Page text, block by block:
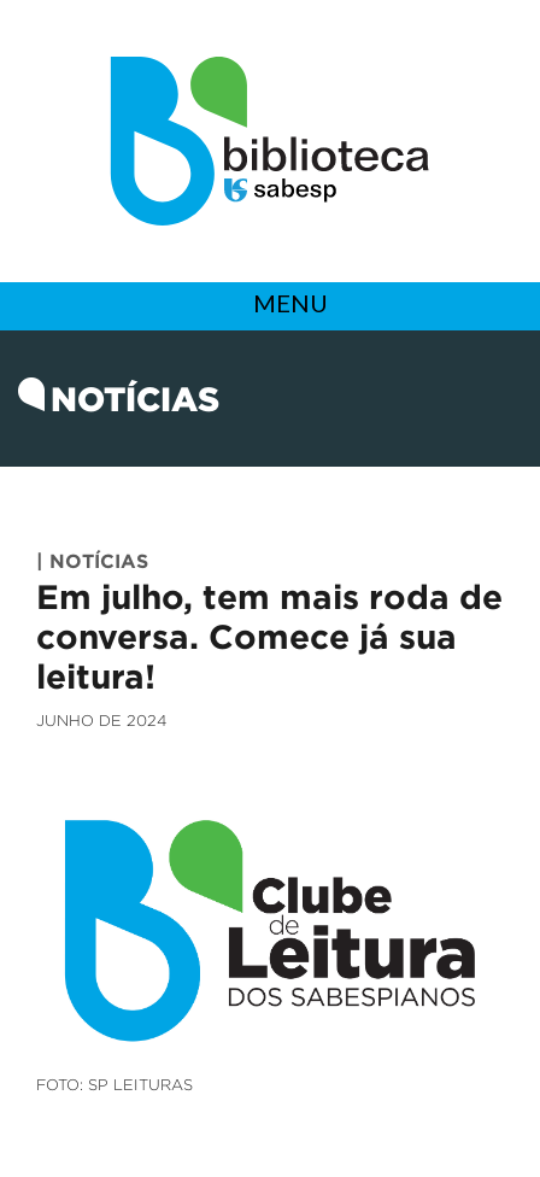
MENU
NOTÍCIAS
| NOTÍCIAS
Em julho, tem mais roda de
conversa. Comece já sua
leitura!
JUNHO DE 2024
FOTO: SP LEITURAS